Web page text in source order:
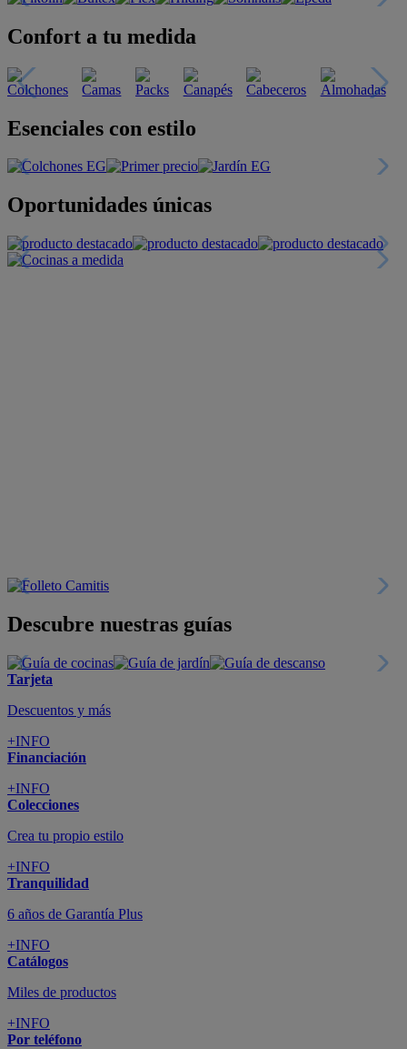
Confort a tu medida
Esenciales con estilo
Oportunidades únicas
Descubre nuestras guías
Tarjeta
Descuentos y más
+INFO
Financiación
+INFO
Colecciones
Crea tu propio estilo
+INFO
Tranquilidad
6 años de Garantía Plus
+INFO
Catálogos
Miles de productos
+INFO
Por teléfono